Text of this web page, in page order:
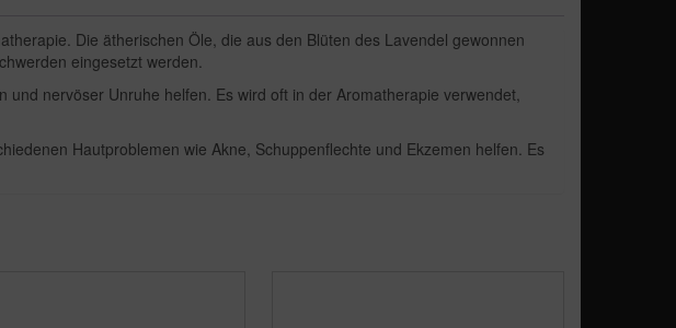
Die ätherischen Öle, die aus den Blüten des Lavendel gewonnen
eingesetzt werden.
nervöser Unruhe helfen. Es wird oft in der Aromatherapie verwendet,
Hautproblemen wie Akne, Schuppenflechte und Ekzemen helfen. Es